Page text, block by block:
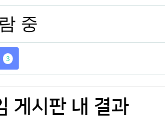
중
3
게시판 내 결과